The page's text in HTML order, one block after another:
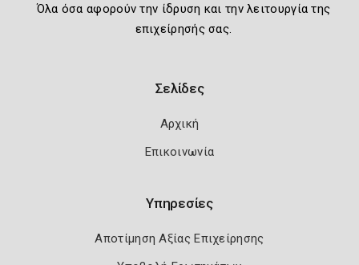
Όλα όσα αφορούν την ίδρυση και την λειτουργία της
επιχείρησής σας.
Σελίδες
Αρχική
Επικοινωνία
Υπηρεσίες
Αποτίμηση Αξίας Επιχείρησης